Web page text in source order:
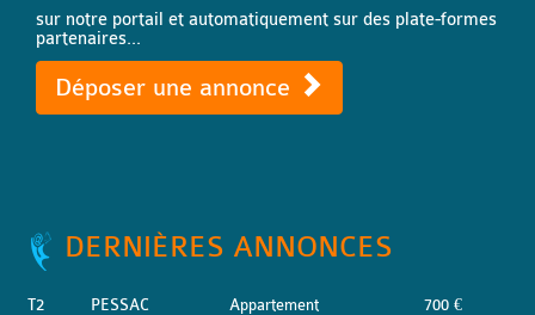
sur notre portail et automatiquement sur des plate-formes
partenaires...
Déposer une annonce
DERNIÈRES ANNONCES
T2 PESSAC Appartement 700 €